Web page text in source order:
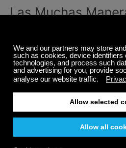
Las Muchas
Hay muchos tipos de
Examinamos los pros y los
audífonos. Tómese unos
buscando nuevos audífonos.
Hay un número de maneras
Radio con audífonos o través
encontrar nuestros canales